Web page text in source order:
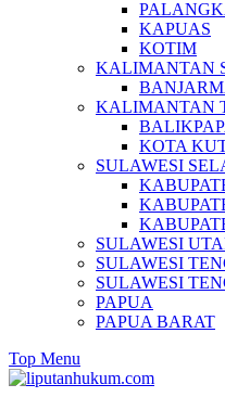
KAPUAS
KOTIM
KALIMANTAN
KALIMANTAN
KOTA
SULAWESI
SULAWESI
SULAWESI
SULAWESI
PAPUA
PAPUA BARAT
Top Menu